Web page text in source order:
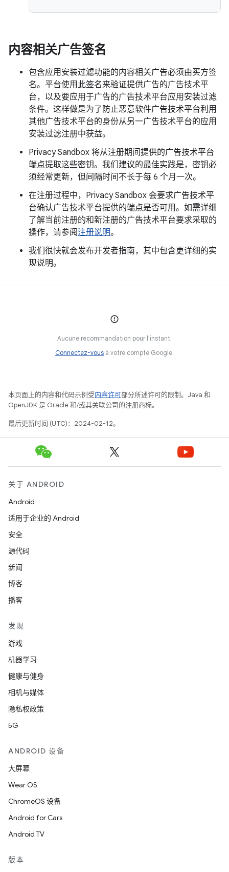
内容相关广告签名
包含应用安装过滤功能的内容相关广告必须由买方签
名。平台使用此签名来验证提供广告的广告技术平
台，以及要应用于广告的广告技术平台应用安装过滤
条件。这样做是为了防止恶意软件广告技术平台利用
其他广告技术平台的身份从另一广告技术平台的应用
安装过滤注册中获益。
Privacy Sandbox 将从注册期间提供的广告技术平台
端点提取这些密钥。我们建议的最佳实践是，密钥必
须经常更新，但间隔时间不长于每 6 个月一次。
在注册过程中，Privacy Sandbox 会要求广告技术平
台确认广告技术平台提供的端点是否可用。如需详细
了解当前注册的和新注册的广告技术平台要求采取的
操作，请参阅注册说明。
我们很快就会发布开发者指南，其中包含更详细的实
现说明。
Aucune recommandation pour l'instant.
Connectez-vous à votre compte Google.
本页面上的内容和代码示例受内容许可部分所述许可的限制。Java 和
OpenJDK 是 Oracle 和/或其关联公司的注册商标。
最后更新时间 (UTC)：2024-02-12。
关于 ANDROID
Android
适用于企业的 Android
安全
源代码
新闻
博客
播客
发现
游戏
机器学习
健康与健身
相机与媒体
隐私权政策
5G
ANDROID 设备
大屏幕
Wear OS
ChromeOS 设备
Android for Cars
Android TV
版本